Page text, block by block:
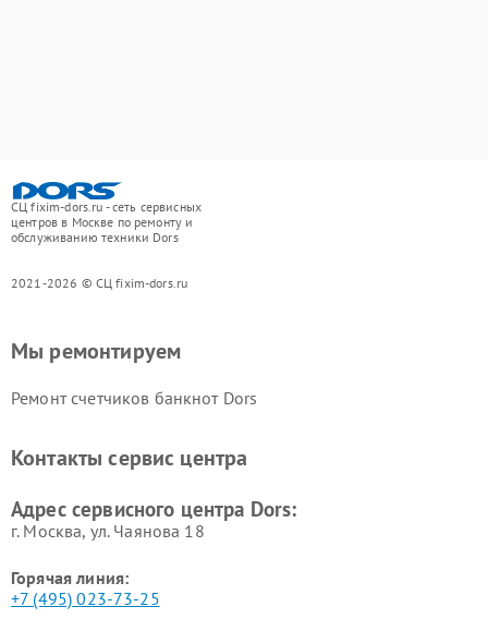
СЦ fixim-dors.ru - сеть сервисных
центров в Москве по ремонту и
обслуживанию техники Dors
2021-2026 © СЦ fixim-dors.ru
Мы ремонтируем
Ремонт счетчиков банкнот Dors
Контакты сервис центра
Адрес сервисного центра Dors:
г. Москва, ул. Чаянова 18
Горячая линия:
+7 (495) 023-73-25